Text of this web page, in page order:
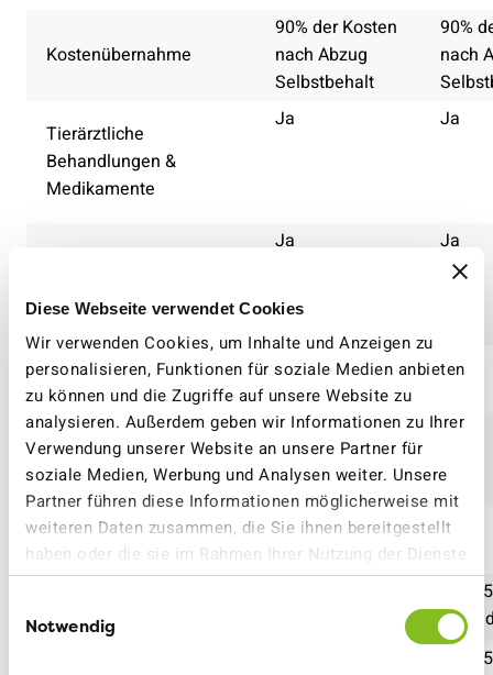
Diese Webseite verwendet Cookies
Wir verwenden Cookies, um Inhalte und Anzeigen zu
personalisieren, Funktionen für soziale Medien anbieten
zu können und die Zugriffe auf unsere Website zu
analysieren. Außerdem geben wir Informationen zu Ihrer
Verwendung unserer Website an unsere Partner für
soziale Medien, Werbung und Analysen weiter. Unsere
Partner führen diese Informationen möglicherweise mit
weiteren Daten zusammen, die Sie ihnen bereitgestellt
haben oder die sie im Rahmen Ihrer Nutzung der Dienste
gesammelt haben.
Notwendig
Kostenübernahme
90% der Kosten
nach Abzug
Selbstbehalt
90%
nach
Tierärztliche
Behandlungen &
Medikamente
Ja Ja
Untersuchungen
Ja Ja
Chirurgische Eingriffe
Ja Ja
Aufenthalts- und
Verpflegungskosten
max. 200.- pro
Kalenderjahr
Ja
Notfallzuschläge
Nein Ja
max.
max.